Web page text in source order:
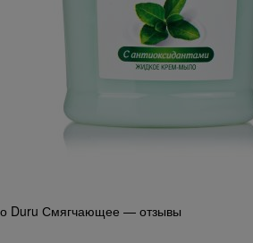
Duru Смягчающее — отзывы